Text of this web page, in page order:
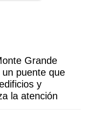
Grande
un puente que
y
la atención